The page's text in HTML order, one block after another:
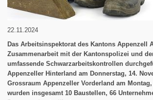
22.11.2024
Das Arbeitsinspektorat des Kantons Appenzell
Zusammenarbeit mit der Kantonspolizei und
umfassende Schwarzarbeitskontrollen
Appenzeller Hinterland am Donnerstag, 14.
Grossraum Appenzeller Vorderland am Montag,
wurden insgesamt 10 Baustellen, 66